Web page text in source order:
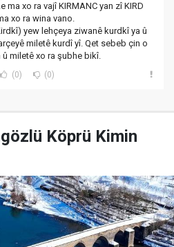
ma xo ra vajî KIRMANC yan zî KIRD
xo ra wina vano.
yew lehçeya ziwanê kurdkî ya û
miletê kurdî yî. Qet sebeb çin o
û miletê xo ra şubhe bikî.
(0) (0)
Köprü Kimin